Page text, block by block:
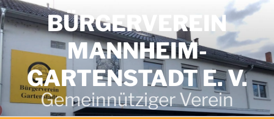
Zum
Inhalt
springen
BÜRGERVEREIN
MANNHEIM-
GARTENSTADT E. V.
Gemeinnütziger Verein